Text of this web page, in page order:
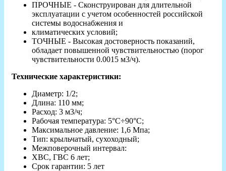
ПРОЧНЫЕ - Сконструирован для длительной
эксплуатации с учетом особенностей российской
системы водоснабжения и
климатических условий;
ТОЧНЫЕ - Высокая достоверность показаний,
обладает повышенной чувствительностью (порог
чувствительности 0.0015 м3/ч).
Технические характеристики:
Диаметр: 1/2;
Длина: 110 мм;
Расход: 3 м3/ч;
Рабочая температура: 5°C÷90°C;
Максимальное давление: 1,6 Мпа;
Тип: крыльчатый, сухоходный;
Межповерочный интервал:
ХВС, ГВС 6 лет;
Срок гарантии: 5 лет